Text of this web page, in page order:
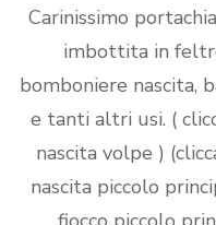
Carinissimo
imbottita in
bomboniere nascita,
e tanti altri usi. (
nascita volpe )
nascita piccolo